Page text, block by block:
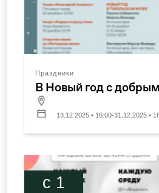
Праздники
В Новый год с
13.12.2025 • 16:00-31.12.2025 •
c 1